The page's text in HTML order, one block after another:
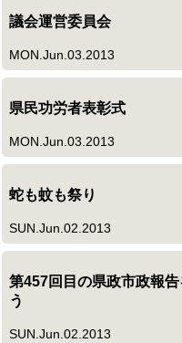
議会運営委員会
MON.Jun.03.2013
県民功労者表彰式
MON.Jun.03.2013
蛇も蚊も祭り
SUN.Jun.02.2013
第457回目の県政市政報
う
SUN.Jun.02.2013